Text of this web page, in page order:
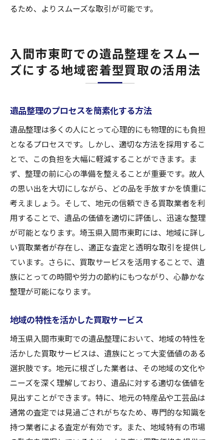
るため、よりスムーズな取引が可能です。
入間市東町での遺品整理をスムー
ズにする地域密着型買取の活用法
遺品整理のプロセスを簡素化する方法
遺品整理は多くの人にとって心理的にも物理的にも負担
となるプロセスです。しかし、適切な方法を採用するこ
とで、この負担を大幅に軽減することができます。ま
ず、整理の前に心の準備を整えることが重要です。故人
の思い出を大切にしながら、どの品を手放すかを慎重に
考えましょう。そして、地元の信頼できる買取業者を利
用することで、遺品の価値を適切に評価し、迅速な整理
が可能となります。埼玉県入間市東町には、地域に詳し
い買取業者が存在し、適正な査定と透明な取引を提供し
ています。さらに、買取サービスを活用することで、遺
族にとっての時間や労力の節約にもつながり、心静かな
整理が可能になります。
地域の特性を活かした買取サービス
埼玉県入間市東町での遺品整理において、地域の特性を
活かした買取サービスは、遺族にとって大変価値のある
選択肢です。地元に根ざした業者は、その地域の文化や
ニーズを深く理解しており、遺品に対する適切な価値を
見出すことができます。特に、地元の特産品や工芸品は
通常の査定では見過ごされがちなため、専門的な知識を
持つ業者による査定が有効です。また、地域特有の市場